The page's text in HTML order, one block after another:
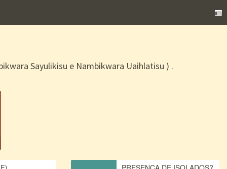
Sayulikisu e Nambikwara Uaihlatisu ) .